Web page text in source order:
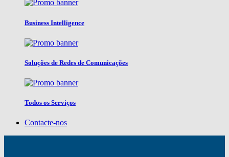
Business Intelligence
Soluções de Redes de Comunicações
Todos os Serviços
Contacte-nos